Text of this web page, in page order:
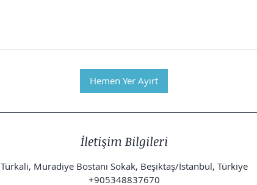
Hemen Yer Ayırt
İletişim Bilgileri
Türkali, Muradiye Bostanı Sokak, Beşiktaş/İstanbul, Türkiye
+905348837670